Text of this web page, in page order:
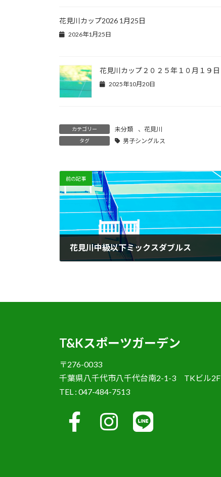
花見川カップ2026 1月25日
2026年1月25日
花見川カップ２０２５年１０月１９日
2025年10月20日
カテゴリー 未分類 、 花見川
タグ 男子シングルス
前の記事
花見川中級以下ミックスダブルス
T&Kスポーツガーデン
〒276-0033
千葉県八千代市八千代台南2-1-3 TKビル2F
TEL : 047-484-7513